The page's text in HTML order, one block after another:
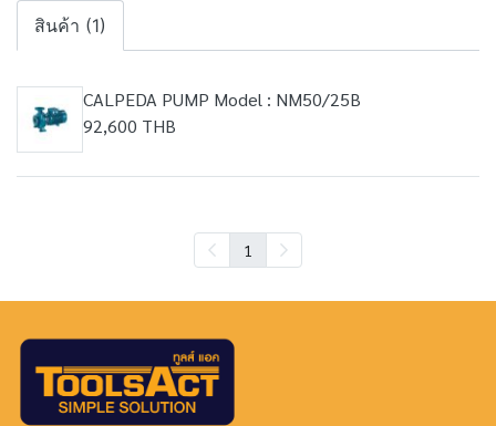
สินค้า (1)
CALPEDA PUMP Model : NM50/25B
92,600 THB
1